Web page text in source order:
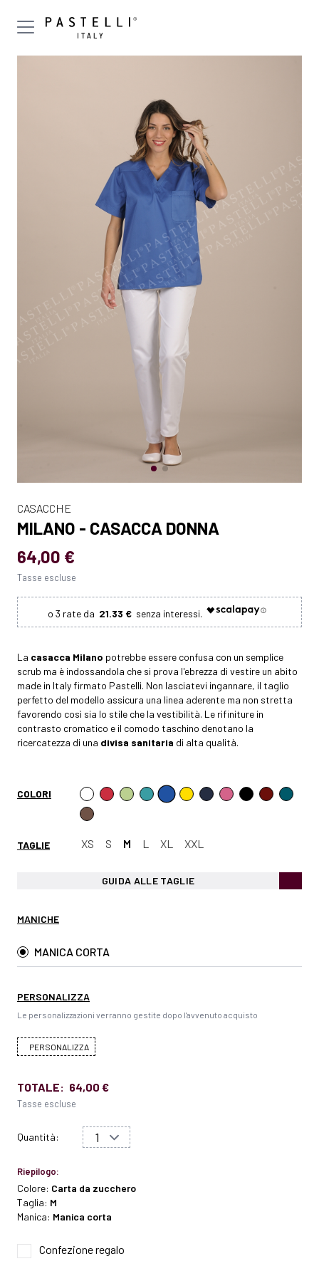
CASACCHE
MILANO - CASACCA DONNA
64,00 €
Tasse escluse
21.33 €
La casacca Milano potrebbe essere confusa con un semplice
scrub ma è indossandola che si prova l'ebrezza di vestire un abito
made in Italy firmato Pastelli. Non lasciatevi ingannare, il taglio
perfetto del modello assicura una linea aderente ma non stretta
favorendo così sia lo stile che la vestibilità. Le rifiniture in
contrasto cromatico e il comodo taschino denotano la
ricercatezza di una divisa sanitaria di alta qualità.
COLORI
TAGLIE XS S M L XL XXL
GUIDA ALLE TAGLIE
MANICHE
MANICA CORTA
PERSONALIZZA
Le personalizzazioni verranno gestite dopo l'avvenuto acquisto
PERSONALIZZA
TOTALE: 64,00 €
Tasse escluse
Quantità:
Riepilogo:
Colore: Carta da zucchero
Taglia: M
Manica: Manica corta
Confezione regalo